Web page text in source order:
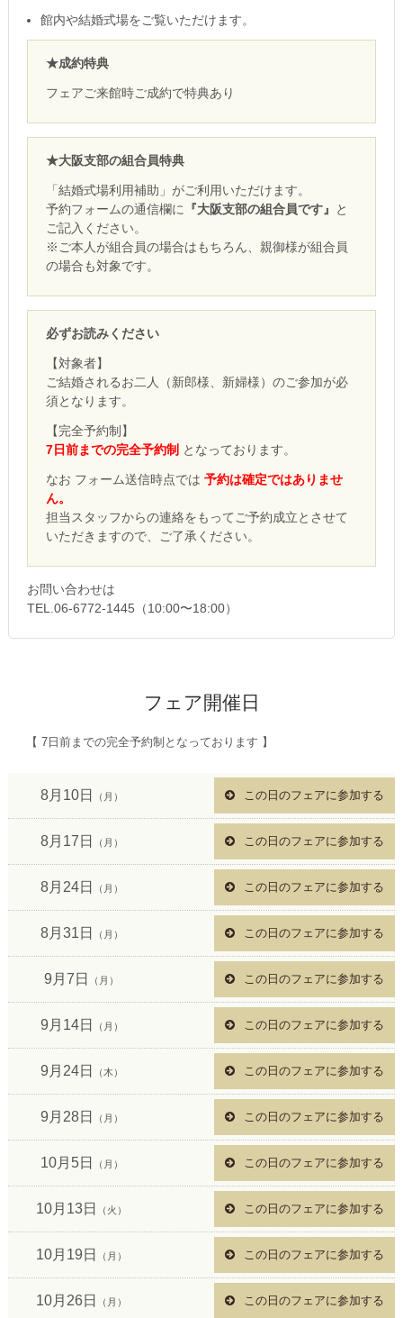
館内や結婚式場をご覧いただけます。
★成約特典
フェアご来館時ご成約で特典あり
★大阪支部の組合員特典
「結婚式場利用補助」がご利用いただけます。
予約フォームの通信欄に 『大阪支部の組合員です』
と
ご記入ください。
※ご本人が組合員の場合はもちろん、親御様が組合員
の場合も対象です。
必ずお読みください
【対象者】
ご結婚されるお二人（新郎様、新婦様）のご参加が必
須となります。
【完全予約制】
7日前までの完全予約制 となっております。
なお フォーム送信時点では 予約は確定ではありませ
ん。
担当スタッフからの連絡をもってご予約成立とさせて
いただきますので、ご了承ください。
お問い合わせは
TEL.06-6772-1445（10:00〜18:00）
フェア開催日
【 7日前までの完全予約制となっております 】
8月10日 （月） この日のフェアに参加する
8月17日 （月） この日のフェアに参加する
8月24日 （月） この日のフェアに参加する
8月31日 （月） この日のフェアに参加する
9月7日 （月） この日のフェアに参加する
9月14日 （月） この日のフェアに参加する
9月24日 （木） この日のフェアに参加する
9月28日 （月） この日のフェアに参加する
10月5日 （月） この日のフェアに参加する
10月13日 （火） この日のフェアに参加する
10月19日 （月） この日のフェアに参加する
10月26日 （月） この日のフェアに参加する